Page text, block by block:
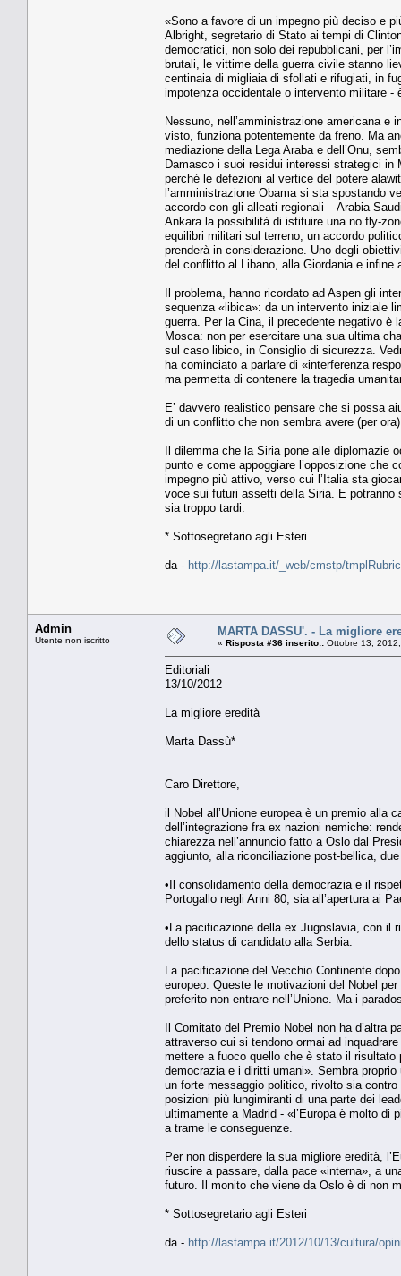
«Sono a favore di un impegno più deciso e
Albright, segretario di Stato ai tempi di
democratici, non solo dei repubblicani, per
brutali, le vittime della guerra civile stanno
centinaia di migliaia di sfollati e rifugiati, in
impotenza occidentale o intervento militare -
Nessuno, nell’amministrazione americana e
visto, funziona potentemente da freno. Ma
mediazione della Lega Araba e dell’Onu,
Damasco i suoi residui interessi strategici in
perché le defezioni al vertice del potere
l’amministrazione Obama si sta spostando
accordo con gli alleati regionali – Arabia
Ankara la possibilità di istituire una no fly-
equilibri militari sul terreno, un accordo
prenderà in considerazione. Uno degli
del conflitto al Libano, alla Giordania e infine
Il problema, hanno ricordato ad Aspen gli
sequenza «libica»: da un intervento iniziale
guerra. Per la Cina, il precedente negativo è
Mosca: non per esercitare una sua ultima
sul caso libico, in Consiglio di sicurezza.
ha cominciato a parlare di «interferenza
ma permetta di contenere la tragedia
E’ davvero realistico pensare che si possa
di un conflitto che non sembra avere (per
Il dilemma che la Siria pone alle diplomazie
punto e come appoggiare l’opposizione che
impegno più attivo, verso cui l’Italia sta
voce sui futuri assetti della Siria. E potranno
sia troppo tardi.
* Sottosegretario agli Esteri
da - http://lastampa.it/_web/cmstp/
Admin
Utente non iscritto
MARTA DASSU'. - La migliore
« Risposta #36 inserito:: Ottobre 13,
Editoriali
13/10/2012
La migliore eredità
Marta Dassù*
Caro Direttore,
il Nobel all’Unione europea è un premio alla
dell’integrazione fra ex nazioni nemiche:
chiarezza nell’annuncio fatto a Oslo dal
aggiunto, alla riconciliazione post-bellica,
•Il consolidamento della democrazia e il
Portogallo negli Anni 80, sia all’apertura ai
•La pacificazione della ex Jugoslavia, con il
dello status di candidato alla Serbia.
La pacificazione del Vecchio Continente
europeo. Queste le motivazioni del Nobel
preferito non entrare nell’Unione. Ma i
Il Comitato del Premio Nobel non ha d’altra
attraverso cui si tendono ormai ad
mettere a fuoco quello che è stato il
democrazia e i diritti umani». Sembra
un forte messaggio politico, rivolto sia
posizioni più lungimiranti di una parte dei
ultimamente a Madrid - «l’Europa è molto di
a trarne le conseguenze.
Per non disperdere la sua migliore eredità,
riuscire a passare, dalla pace «interna», a
futuro. Il monito che viene da Oslo è di non
* Sottosegretario agli Esteri
da - http://lastampa.it/2012/10/13/cultura/